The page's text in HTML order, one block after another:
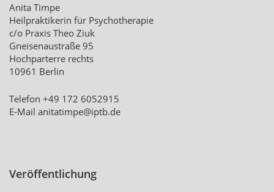
Anita Timpe
Heilpraktikerin für Psychotherapie
c/o Praxis Theo Ziuk
Gneisenaustraße 95
Hochparterre rechts
10961 Berlin
Telefon +49 172 6052915
E-Mail anitatimpe@iptb.de
Veröffentlichung